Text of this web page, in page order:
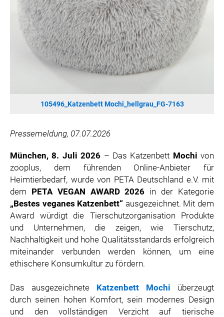
MERGE GAMES
PQUBE
K5 FACTORY
WILD RIVER GAMES
SYLVOX
KOSPET
ONKYO
WARNER BROS. DISCOVERY GLOBAL CONSUMER PRODUCTS
ZOOPLUS
RABEA ROGGE
SWITCHBOT
SUPERUM
MEDIA
PRESSEBILDER
PRESSEKONTAKT
105496_Katzenbett Mochi_hellgrau_FG-7163
Pressemeldung, 07.07.2026
München, 8. Juli 2026 – Das Katzenbett Mochi von
zooplus, dem führenden Online-Anbieter für
Heimtierbedarf, wurde von PETA Deutschland e.V. mit
dem PETA VEGAN AWARD 2026 in der Kategorie
„Bestes veganes Katzenbett“ ausgezeichnet. Mit dem
Award würdigt die Tierschutzorganisation Produkte
und Unternehmen, die zeigen, wie Tierschutz,
Nachhaltigkeit und hohe Qualitätsstandards erfolgreich
miteinander verbunden werden können, um eine
ethischere Konsumkultur zu fördern.
Das ausgezeichnete Katzenbett Mochi überzeugt
durch seinen hohen Komfort, sein modernes Design
und den vollständigen Verzicht auf tierische